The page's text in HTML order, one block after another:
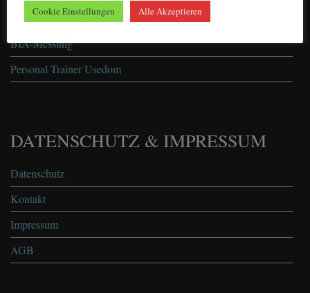
Leistungen
BIA-Messung
Personal Trainer Usedom
DATENSCHUTZ & IMPRESSUM
Datenschutz
Kontakt
Impressum
AGB
Cookie Einstellungen Alle Akzeptieren